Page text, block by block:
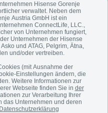
Hisense Gorenje
verwaltet. Neben dem
Austria GmbH ist ein
ConnectLife, LLC.,
von Unternehmen fungiert,
Unternehmen der Hisense
und ATAG, Pelgrim, Ätna,
und/oder vertreiben.
(mit Ausnahme der
Einstellungen ändern, die
Weitere Informationen zur
Webseite finden Sie in der
zur Verarbeitung Ihrer
das Unternehmen und deren
Datenschutzerklärung
bleiben!